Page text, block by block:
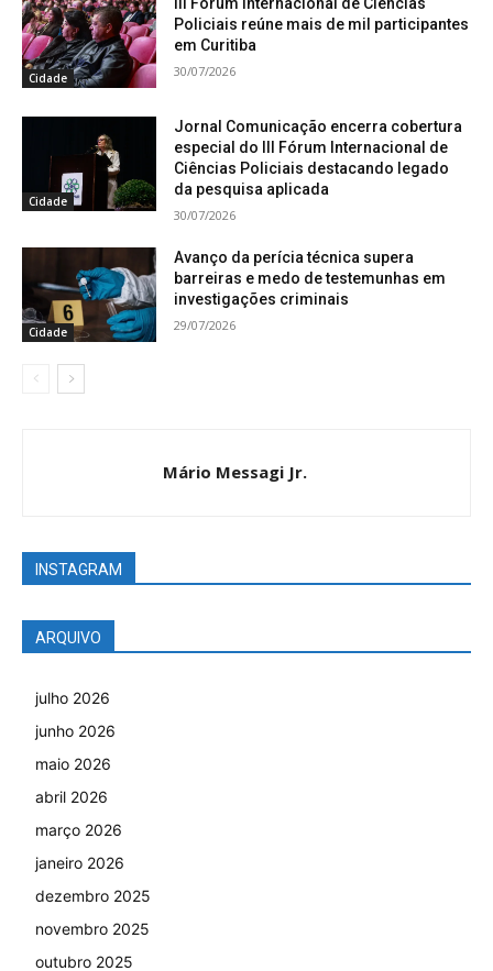
Cidade
III Fórum Internacional de Ciências
Policiais reúne mais de mil participantes
em Curitiba
30/07/2026
Cidade
Jornal Comunicação encerra cobertura
especial do III Fórum Internacional de
Ciências Policiais destacando legado
da pesquisa aplicada
30/07/2026
Cidade
Avanço da perícia técnica supera
barreiras e medo de testemunhas em
investigações criminais
29/07/2026
Mário Messagi Jr.
INSTAGRAM
ARQUIVO
julho 2026
junho 2026
maio 2026
abril 2026
março 2026
janeiro 2026
dezembro 2025
novembro 2025
outubro 2025